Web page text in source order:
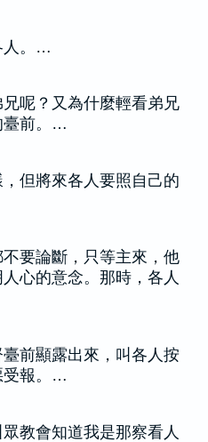
人。…
呢？又為什麼輕看弟兄
臺前。…
但將來各人要照自己的
要論斷，只等主來，他
心的意念。那時，各人
前顯露出來，叫各人按
受報。…
教會知道我是那察看人